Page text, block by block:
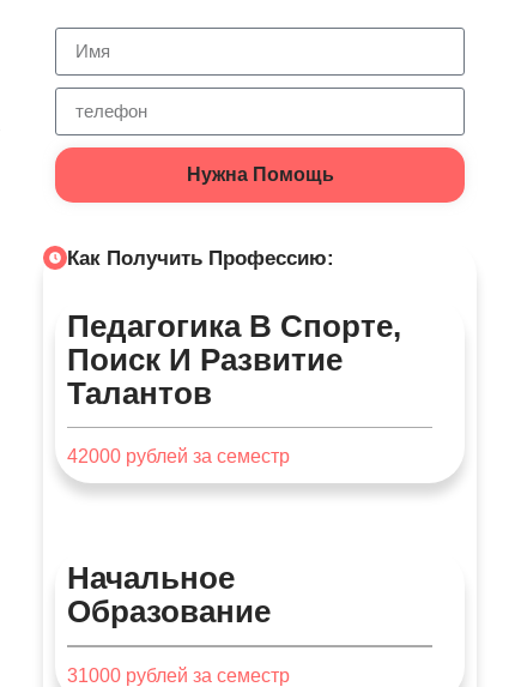
Нужна Помощь
Как Получить Профессию:
Педагогика В Спорте,
Поиск И Развитие
Талантов
42000 рублей за семестр
Начальное
Образование
31000 рублей за семестр